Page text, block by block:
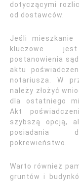
dotyczącymi
od dostawców.
Jeśli mieszkanie
kluczowe jest
postanowienia
aktu
notariusza. W
należy złożyć
dla ostatniego
Akt
szybszą opcją,
posiadania
pokrewieństwo.
Warto również
gruntów i